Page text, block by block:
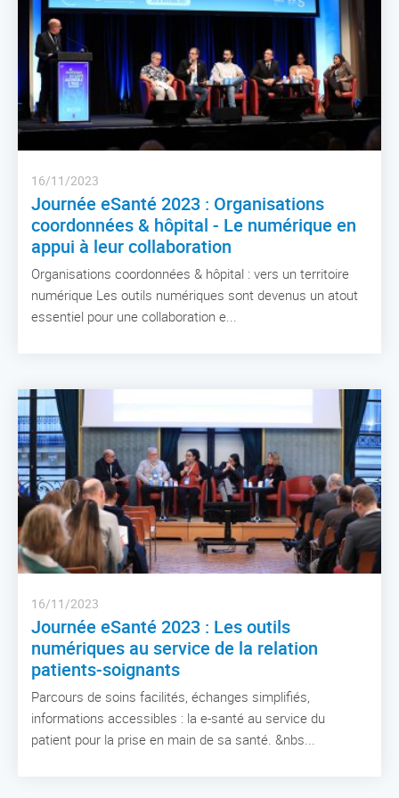
16/11/2023
Journée eSanté 2023 : Organisations
coordonnées & hôpital - Le numérique en
appui à leur collaboration
Organisations coordonnées & hôpital : vers un territoire
numérique Les outils numériques sont devenus un atout
essentiel pour une collaboration e...
16/11/2023
Journée eSanté 2023 : Les outils
numériques au service de la relation
patients-soignants
Parcours de soins facilités, échanges simplifiés,
informations accessibles : la e-santé au service du
patient pour la prise en main de sa santé. &nbs...